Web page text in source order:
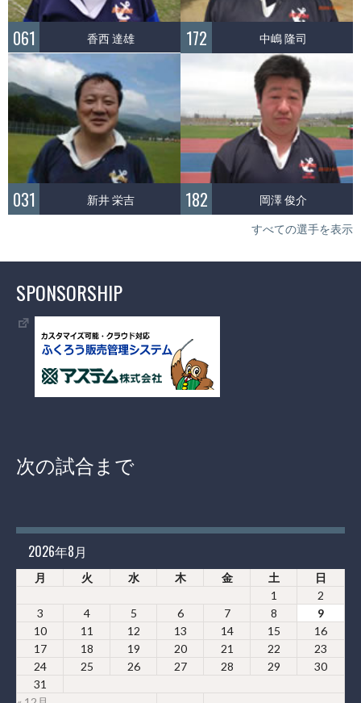
061 香西 達雄 172 中嶋 隆司
031 新井 栄吉 182 岡澤 俊介
すべての選手を表示
SPONSORSHIP
次の試合まで
2026年8月
月 火 水 木 金 土 日
1
2
3
4 5 6 7 8
9
10
11 12 13 14 15
16
17
18 19 20 21 22
23
24
25 26 27 28 29
30
31